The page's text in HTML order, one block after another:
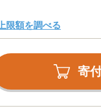
上限額を調べる
寄